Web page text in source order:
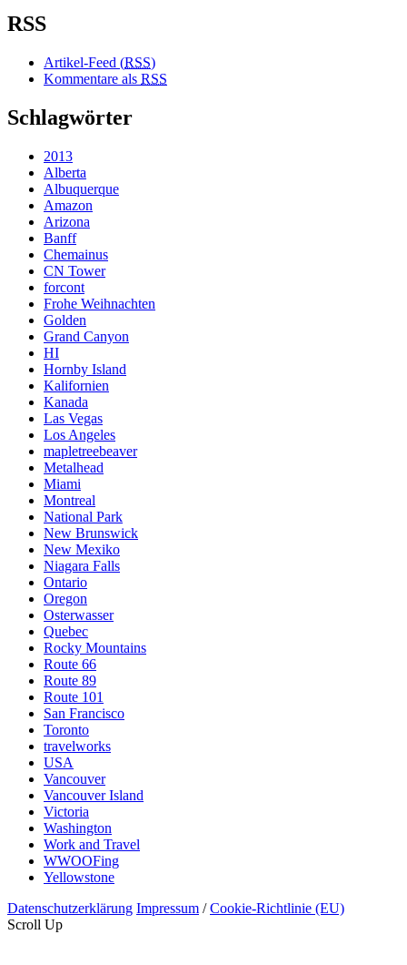
RSS
Artikel-Feed (RSS)
Kommentare als RSS
Schlagwörter
2013
Alberta
Albuquerque
Amazon
Arizona
Banff
Chemainus
CN Tower
forcont
Frohe Weihnachten
Golden
Grand Canyon
HI
Hornby Island
Kalifornien
Kanada
Las Vegas
Los Angeles
mapletreebeaver
Metalhead
Miami
Montreal
National Park
New Brunswick
New Mexiko
Niagara Falls
Ontario
Oregon
Osterwasser
Quebec
Rocky Mountains
Route 66
Route 89
Route 101
San Francisco
Toronto
travelworks
USA
Vancouver
Vancouver Island
Victoria
Washington
Work and Travel
WWOOFing
Yellowstone
Datenschutzerklärung Impressum /Cookie-Richtlinie (EU)
Scroll Up